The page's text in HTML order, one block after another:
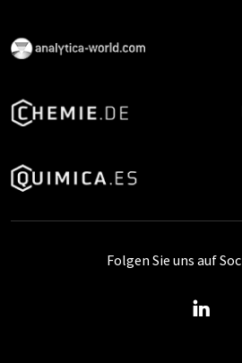
Folgen Sie uns auf